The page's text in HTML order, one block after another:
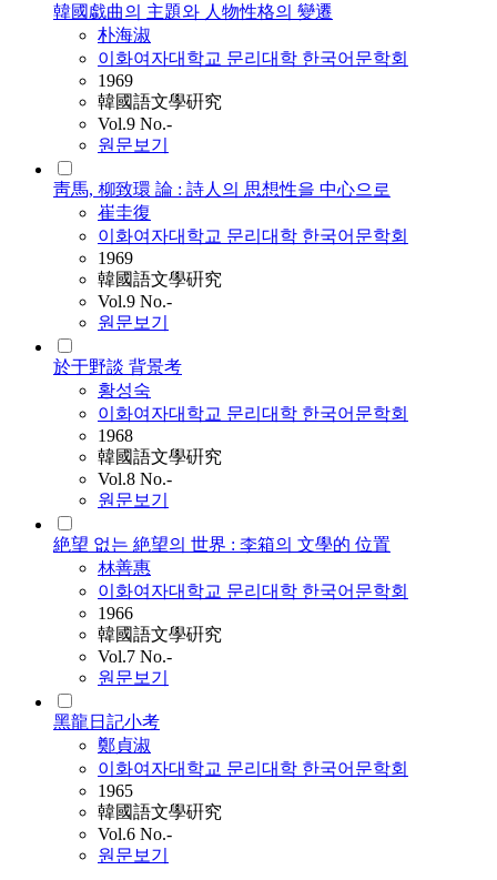
韓國戱曲의 主題와 人物性格의 變遷
朴海淑
이화여자대학교 문리대학 한국어문학회
1969
韓國語文學硏究
Vol.9 No.-
원문보기
靑馬, 柳致環 論 : 詩人의 思想性을 中心으로
崔圭復
이화여자대학교 문리대학 한국어문학회
1969
韓國語文學硏究
Vol.9 No.-
원문보기
於于野談 背景考
황성숙
이화여자대학교 문리대학 한국어문학회
1968
韓國語文學硏究
Vol.8 No.-
원문보기
絶望 없는 絶望의 世界 : 李箱의 文學的 位置
林善惠
이화여자대학교 문리대학 한국어문학회
1966
韓國語文學硏究
Vol.7 No.-
원문보기
黑龍日記小考
鄭貞淑
이화여자대학교 문리대학 한국어문학회
1965
韓國語文學硏究
Vol.6 No.-
원문보기